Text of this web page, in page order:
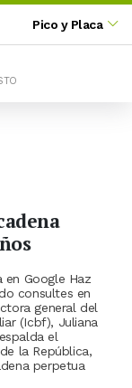
Pico y Placa
Google Haz
consultes en
general del
(Icbf), Juliana
el
la República,
perpetua